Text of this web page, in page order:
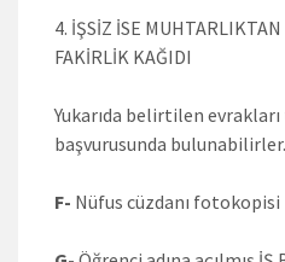
İŞSİZ İSE
FAKİRLİK KAĞIDI
Yukarıda belirtilen
başvurusunda bulunabilirler.
F- Nüfus cüzdanı fotokopisi